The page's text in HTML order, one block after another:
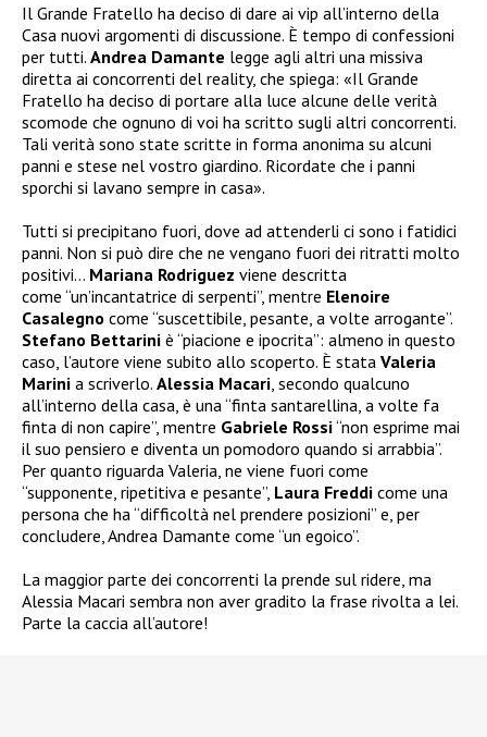
Il Grande Fratello ha deciso di dare ai vip all’interno della
Casa nuovi argomenti di discussione. È tempo di confessioni
per tutti. Andrea Damante legge agli altri una missiva
diretta ai concorrenti del reality, che spiega: «Il Grande
Fratello ha deciso di portare alla luce alcune delle verità
scomode che ognuno di voi ha scritto sugli altri concorrenti.
Tali verità sono state scritte in forma anonima su alcuni
panni e stese nel vostro giardino. Ricordate che i panni
sporchi si lavano sempre in casa».
Tutti si precipitano fuori, dove ad attenderli ci sono i fatidici
panni. Non si può dire che ne vengano fuori dei ritratti molto
positivi… Mariana Rodriguez viene descritta
come “un’incantatrice di serpenti”, mentre Elenoire
Casalegno come “suscettibile, pesante, a volte arrogante”.
Stefano Bettarini è “piacione e ipocrita”: almeno in questo
caso, l’autore viene subito allo scoperto. È stata Valeria
Marini a scriverlo. Alessia Macari , secondo qualcuno
all’interno della casa, è una “finta santarellina, a volte fa
finta di non capire”, mentre Gabriele Rossi“non esprime mai
il suo pensiero e diventa un pomodoro quando si arrabbia”.
Per quanto riguarda Valeria, ne viene fuori come
“supponente, ripetitiva e pesante”, Laura Freddi come una
persona che ha “difficoltà nel prendere posizioni” e, per
concludere, Andrea Damante come “un egoico”.
La maggior parte dei concorrenti la prende sul ridere, ma
Alessia Macari sembra non aver gradito la frase rivolta a lei.
Parte la caccia all’autore!